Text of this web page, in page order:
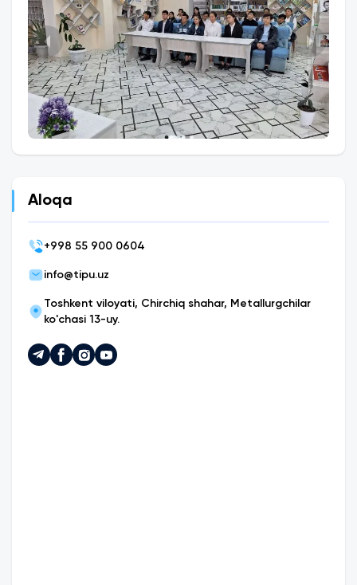
Aloqa
+998 55 900 0604
info@tipu.uz
Toshkent viloyati, Chirchiq shahar, Metallurgchilar
ko'chasi 13-uy.